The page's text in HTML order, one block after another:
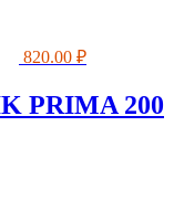
820.00 ₽
PRIMA 200